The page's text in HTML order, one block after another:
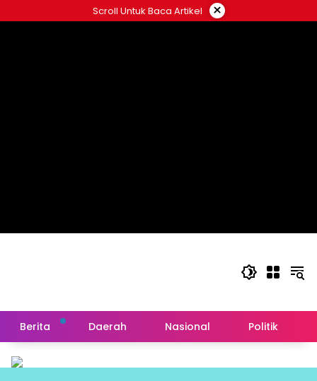
ke
Scroll Untuk Baca Artikel ×
Berita Daerah Nasional Politik